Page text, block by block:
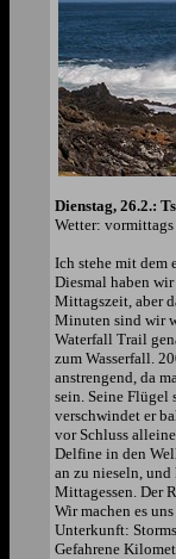
Dienstag, 26.2.:
Wetter:
Ich stehe mit dem
Diesmal haben
Mittagszeit, aber
Minuten sind wir
Waterfall Trail
zum Wasserfall.
anstrengend, da
sein. Seine
verschwindet er
vor Schluss
Delfine in den
an zu nieseln,
Mittagessen. Der
Wir machen es
Unterkunft:
Gefahrene